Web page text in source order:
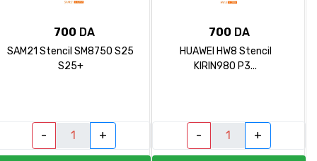
700 DA
SAM21 Stencil SM8750 S25
S25+
- +
700 DA
HUAWEI HW8 Stencil
KIRIN980 P3...
- +